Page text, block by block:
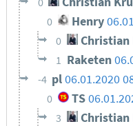
0 Henry
0 Christian
1 Raketen
-4 pl06.01.2020
0 TS
3 Christian